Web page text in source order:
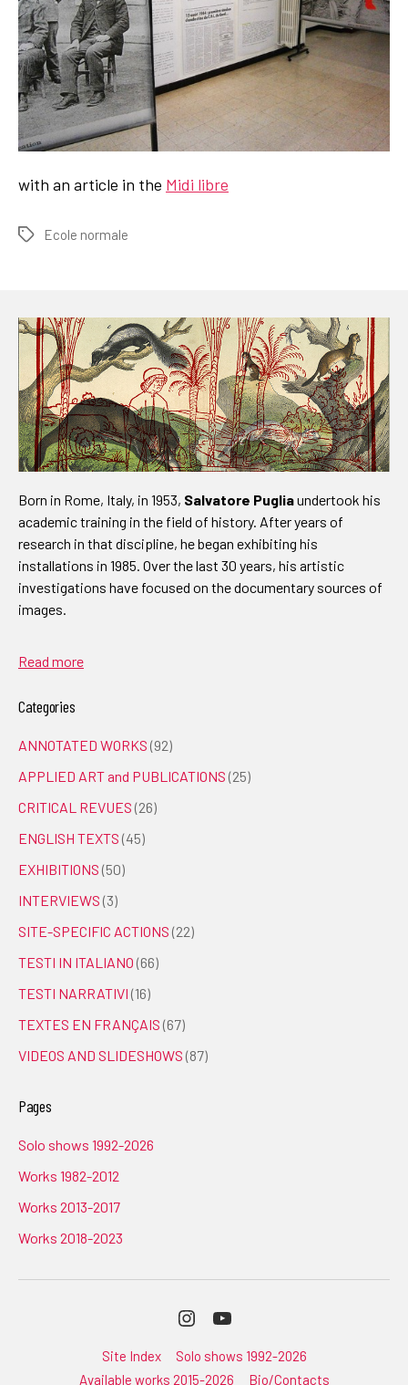
with an article in the Midi libre
TagsEcole normale
Born in Rome, Italy, in 1953, Salvatore Pugliaundertook his
academic training in the field of history. After years of
research in that discipline, he began exhibiting his
installations in 1985. Over the last 30 years, his artistic
investigations have focused on the documentary sources of
images.
Read more
Categories
ANNOTATED WORKS (92)
APPLIED ART and PUBLICATIONS (25)
CRITICAL REVUES (26)
ENGLISH TEXTS (45)
EXHIBITIONS (50)
INTERVIEWS (3)
SITE-SPECIFIC ACTIONS (22)
TESTI IN ITALIANO (66)
TESTI NARRATIVI (16)
TEXTES EN FRANÇAIS (67)
VIDEOS AND SLIDESHOWS (87)
Pages
Solo shows 1992-2026
Works 1982-2012
Works 2013-2017
Works 2018-2023
Site Index
Solo shows 1992-2026
Available works 2015-2026
Bio/Contacts
InstagramYoutube